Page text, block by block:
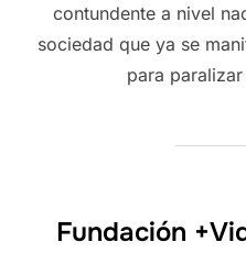
contundente a nivel
sociedad que ya se
para
Fundación